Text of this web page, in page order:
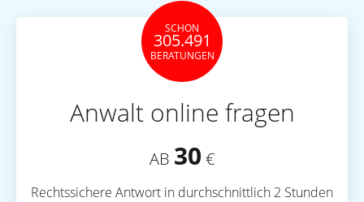
SCHON
305.491
BERATUNGEN
Anwalt online fragen
AB 30 €
Rechtssichere Antwort in durchschnittlich 2 Stunden